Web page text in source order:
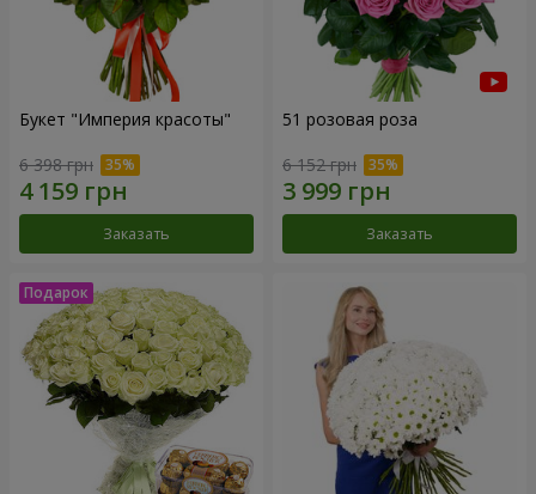
Букет "Империя красоты"
6 398 грн
Заказать
51 розовая роза
6 152 грн
Заказать